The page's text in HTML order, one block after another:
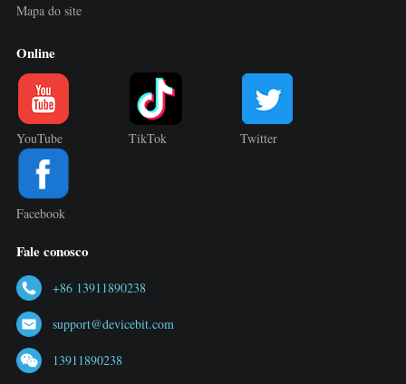
Mapa do site
Online
YouTube TikTok Twitter
Facebook
Fale conosco
+86 13911890238
support@devicebit.com
13911890238